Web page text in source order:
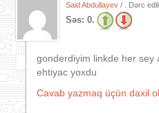
Said Abdullayev / . Dərc
Səs: 0.
gonderdiyim linkde her sey
ehtiyac yoxdu
Cavab yazmaq üçün daxil